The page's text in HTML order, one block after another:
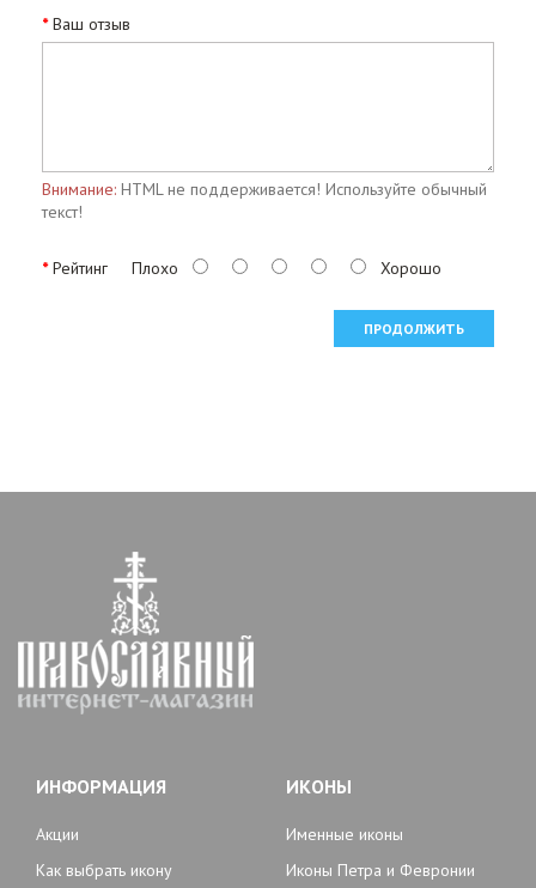
Ваш отзыв
Внимание: HTML не поддерживается! Используйте обычный
текст!
Рейтинг Плохо Хорошо
ПРОДОЛЖИТЬ
ИНФОРМАЦИЯ
Акции
Как выбрать икону
ИКОНЫ
Именные иконы
Иконы Петра и Февронии